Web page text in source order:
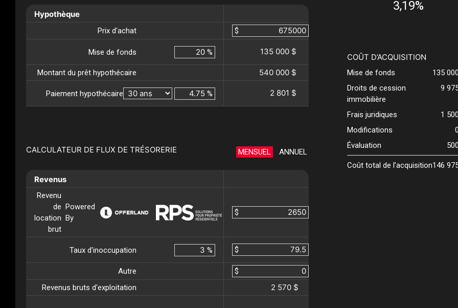
Hypothèque
Prix d'achat $
Mise de fonds % 135 000 $
Montant du prêt hypothécaire 540 000 $
Paiement hypothécaire % 2 801 $
CALCULATEUR DE FLUX DE TRÉSORERIE MENSUEL ANNUEL
Revenus
Revenu
de
location
brut
Powered
By
$
Taux d'inoccupation % $
Autre
$
Revenus bruts d'exploitation
2 570 $
3,19%
COÛT D’ACQUISITION
Mise de fonds
135
Droits de cession
immobilière
9
Frais juridiques
1
Modifications
Évaluation
Coût total de l’acquisition146